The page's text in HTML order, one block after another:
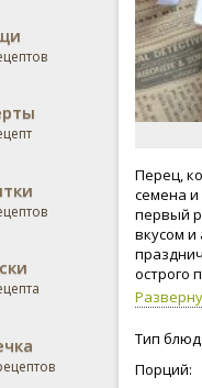
Перец,
семена и
первый
вкусом
острого
Тип
Порций: